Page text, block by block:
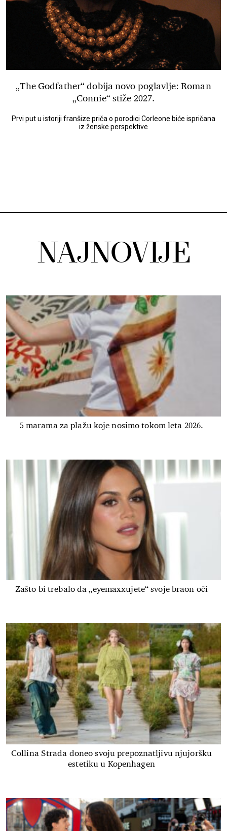
„The Godfather“ dobija novo poglavlje: Roman
„Connie“ stiže 2027.
Prvi put u istoriji franšize priča o porodici Corleone biće ispričana
iz ženske perspektive
NAJNOVIJE
5 marama za plažu koje nosimo tokom leta 2026.
Zašto bi trebalo da „eyemaxxujete“ svoje braon oči
Collina Strada doneo svoju prepoznatljivu njujoršku
estetiku u Kopenhagen